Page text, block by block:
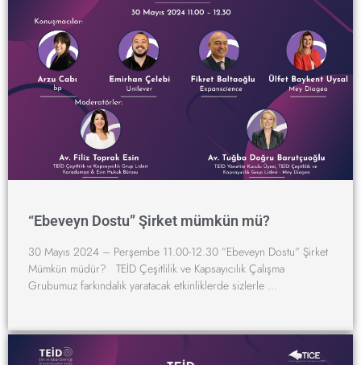
“Ebeveyn Dostu” Şirket mümkün mü?
30 Mayıs 2024 – Perşembe 11.00-12.30 ”Ebeveyn Dostu” Şirket
Mümkün müdür? TEİD Çeşitlilik ve Kapsayıcılık Çalışma
Grubumuz farkındalık yaratacak etkinliklerde sizlerle …